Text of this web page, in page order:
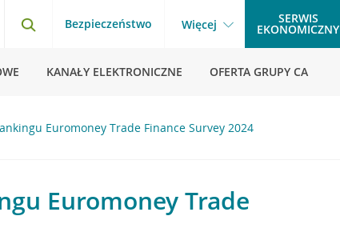
Bezpieczeństwo Więcej SERWIS
EKONOMICZNY
KANAŁY ELEKTRONICZNE OFERTA GRUPY CA
Euromoney Trade Finance Survey 2024
Euromoney Trade